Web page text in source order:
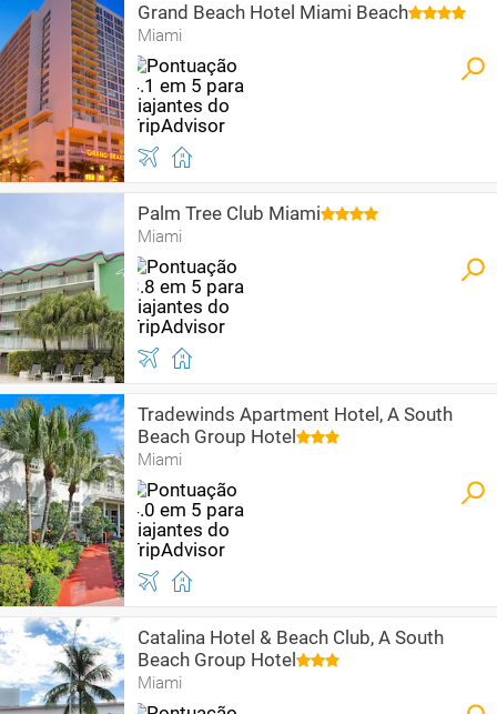
Grand Beach Hotel Miami Beach
Miami
Palm Tree Club Miami
Miami
Tradewinds Apartment Hotel, A South
Beach Group Hotel
Miami
Catalina Hotel & Beach Club, A South
Beach Group Hotel
Miami